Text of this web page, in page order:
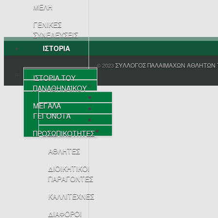
ΜΕΛΗ
ΓΕΝΙΚΕΣ
ΣΥΝΕΛΕΥΣΕΙΣ
ΙΣΤΟΡΙΑ
ΙΣΤΟΡΙΑ ΤΟΥ
ΠΑΝΑΘΗΝΑΪΚΟΥ
ΜΕΓΑΛΑ
ΓΕΓΟΝΟΤΑ
ΠΡΟΣΩΠΙΚΟΤΗΤΕΣ
ΑΘΛΗΤΕΣ
ΔΙΟΙΚΗΤΙΚΟΙ
ΠΑΡΑΓΟΝΤΕΣ
ΚΑΛΛΙΤΕΧΝΕΣ
ΔΙΑΦΟΡΟΙ
© 2023ΣΥΛΛΟΓΟΣ ΠΑΛΑΙΜΑΧΩΝ ΑΘΛΗΤΩΝ